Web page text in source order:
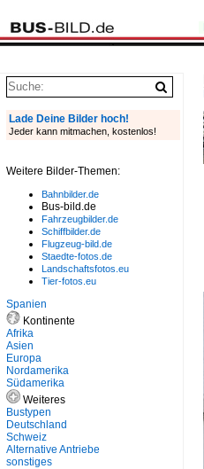
Lade Deine Bilder hoch!
Jeder kann mitmachen, kostenlos!
Weitere Bilder-Themen:
Bahnbilder.de
Bus-bild.de
Fahrzeugbilder.de
Schiffbilder.de
Flugzeug-bild.de
Staedte-fotos.de
Landschaftsfotos.eu
Tier-fotos.eu
Spanien
Kontinente
Afrika
Asien
Europa
Nordamerika
Südamerika
Weiteres
Bustypen
Deutschland
Schweiz
Alternative Antriebe
sonstiges